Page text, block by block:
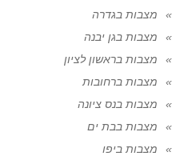
מצבות בגדרה
מצבות בגן יבנה
מצבות בראשון לציון
מצבות ברחובות
מצבות בנס ציונה
מצבות בבת ים
מצבות ביפו